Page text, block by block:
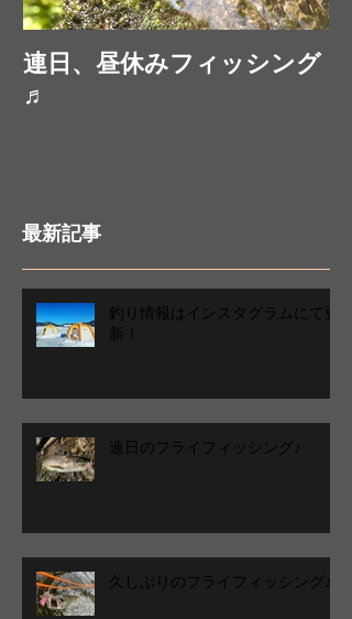
連日、昼休みフィッシング
♬
最新記事
釣り情報はインスタグラムにて更
新！
連日のフライフィッシング♪
久しぶりのフライフィッシング♪